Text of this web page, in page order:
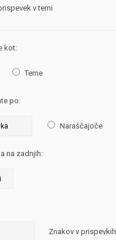
v temi
kot:
Teme
po:
Naraščajoče
na zadnjih:
Znakov v prispevkih